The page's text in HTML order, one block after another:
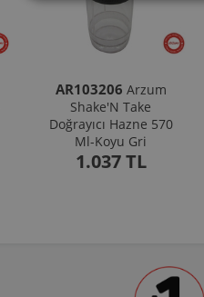
AR103206 Arzum
Shake'N Take
Doğrayıcı Hazne 570
Ml-Koyu Gri
1.037 TL